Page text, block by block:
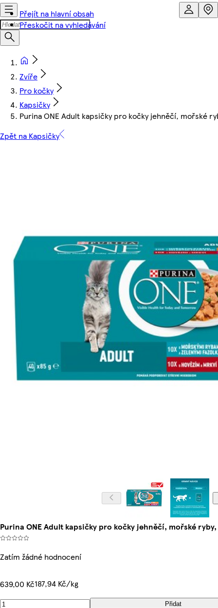
Přejít na hlavní obsah
Přeskočit na vyhledávání
Zvíře
Pro kočky
Kapsičky
Purina ONE Adult kapsičky pro kočky jehněčí, mořské
Zpět na Kapsičky
Purina ONE Adult kapsičky pro kočky jehněčí, mořské
Zatím žádné hodnocení
639,00 Kč187,94 Kč/kg
Přidat